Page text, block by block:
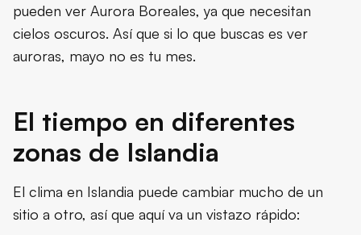
pueden ver Aurora Boreales, ya que necesitan
cielos oscuros. Así que si lo que buscas es ver
auroras, mayo no es tu mes.
El tiempo en diferentes
zonas de Islandia
El clima en Islandia puede cambiar mucho de un
sitio a otro, así que aquí va un vistazo rápido: